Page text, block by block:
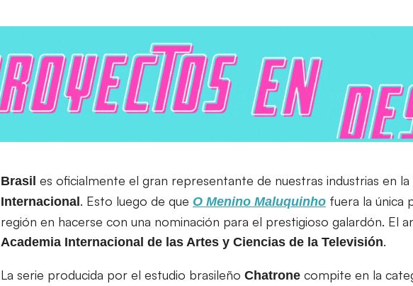
Brasil es oficialmente el gran representante de nuestras industrias en
Internacional. Esto luego de que O Menino Maluquinho fuera la única
región en hacerse con una nominación para el prestigioso galardón. El
Academia Internacional de las Artes y Ciencias de la Televisión.
La serie producida por el estudio brasileño Chatrone compite en la